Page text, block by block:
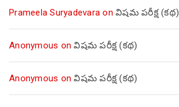
Prameela Suryadevara on విషమ పరీక్ష (క‌థ‌)
Anonymous onవిషమ పరీక్ష (క‌థ‌)
Anonymous onవిషమ పరీక్ష (క‌థ‌)